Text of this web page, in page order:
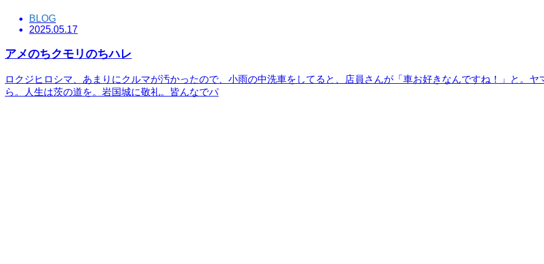
BLOG
2025.05.17
アメのちクモリのちハレ
ロクジヒロシマ、あまりにクルマが汚かったので、小雨の中洗車をしてると、店員さんが「車お好きなんですね！」と。
ら。人生は茨の道を。岩国城に敬礼。皆んなでパ